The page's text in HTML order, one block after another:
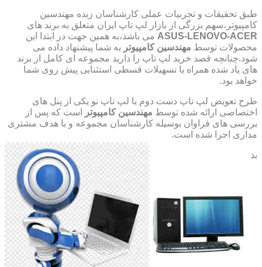
طبق تحقیقات و تجربیات عملی کارشناسان زبده مهندسین
کامپیوتر،سهم بزرگی از بازار لپ تاپ ایران متعلق به برند های
ASUS-LENOVO-ACER می باشد،به همین جهت در ابتدا این
محصولات توسط مهندسین کامپیوتر به شما پیشنهاد داده می
شود.چنانچه قصد خرید لپ تاپ را دارید مجموعه ای کامل از برند
های یاد شده همراه با تسهیلات قسطی استثنایی پیش روی شما
خواهد بود.
طرح تعویض لپ تاپ دست دوم با لپ تاپ نو یکی از پنل های
اختصاصی ارائه شده توسط مهندسین کامپیوتر
است که پس از
بررسی های فراوان بوسیله کارشناسان مجموعه و با هدف مشتری
مداری اجرا شده است.
بد